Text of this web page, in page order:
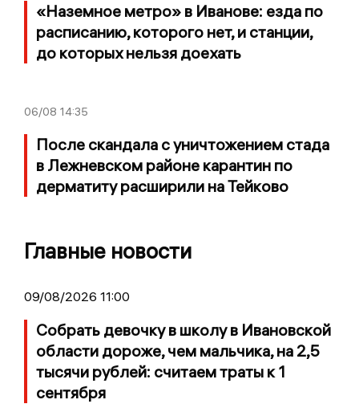
«Наземное метро» в Иванове: езда по
расписанию, которого нет, и станции,
до которых нельзя доехать
06/08 14:35
После скандала с уничтожением стада
в Лежневском районе карантин по
дерматиту расширили на Тейково
Главные новости
09/08/2026 11:00
Собрать девочку в школу в Ивановской
области дороже, чем мальчика, на 2,5
тысячи рублей: считаем траты к 1
сентября